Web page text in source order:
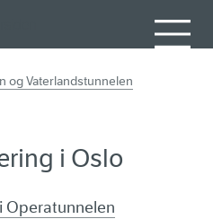
og Vaterlandstunnelen
i Oslo
Operatunnelen